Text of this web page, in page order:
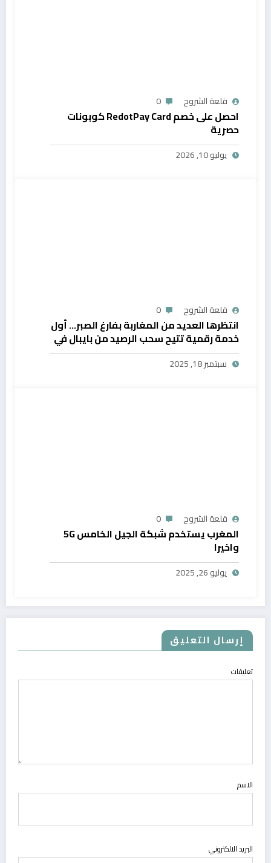
قلعة الشروح 0
احصل على خصم RedotPay Card كوبونات
حصرية
يوليو 10, 2026
قلعة الشروح 0
انتظرها العديد من المغاربة بفارغ الصبر… أول
خدمة رقمية تتيح سحب الرصيد من بايبال في
المغرب
سبتمبر 18, 2025
قلعة الشروح 0
المغرب يستخدم شبكة الجيل الخامس 5G
واخيرا
يوليو 26, 2025
إرسال التعليق
تعليقات
الاسم
البريد الالكتروني